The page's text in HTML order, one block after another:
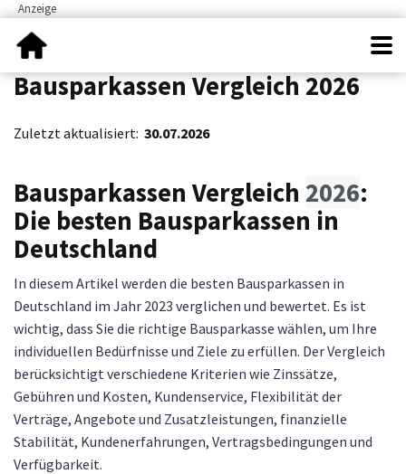
Bausparkassen Vergleich 2026
Zuletzt aktualisiert: 30.07.2026
Bausparkassen Vergleich 2026:
Die besten Bausparkassen in
Deutschland
In diesem Artikel werden die besten Bausparkassen in
Deutschland im Jahr 2023 verglichen und bewertet. Es ist
wichtig, dass Sie die richtige Bausparkasse wählen, um Ihre
individuellen Bedürfnisse und Ziele zu erfüllen. Der Vergleich
berücksichtigt verschiedene Kriterien wie Zinssätze,
Gebühren und Kosten, Kundenservice, Flexibilität der
Verträge, Angebote und Zusatzleistungen, finanzielle
Stabilität, Kundenerfahrungen, Vertragsbedingungen und
Verfügbarkeit.